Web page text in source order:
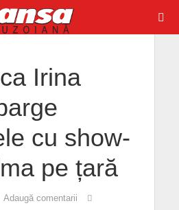
Irina
cu show-
pe țară
Adaugă comentarii